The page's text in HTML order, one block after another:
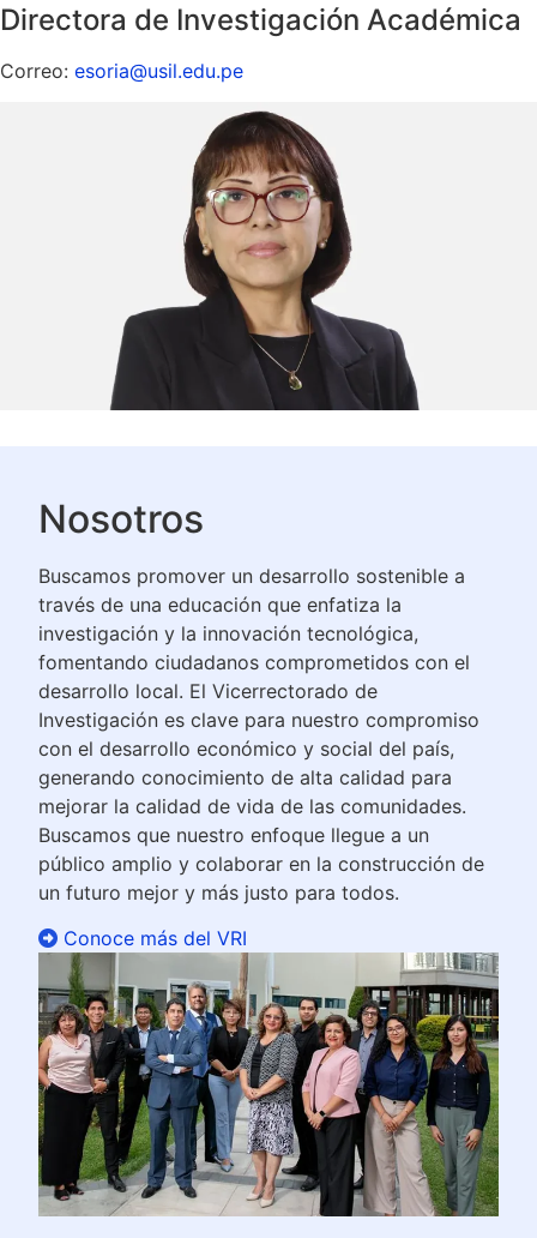
Directora de Investigación Académica
Correo: esoria@usil.edu.pe
Nosotros
Buscamos promover un desarrollo sostenible a
través de una educación que enfatiza la
investigación y la innovación tecnológica,
fomentando ciudadanos comprometidos con el
desarrollo local. El Vicerrectorado de
Investigación es clave para nuestro compromiso
con el desarrollo económico y social del país,
generando conocimiento de alta calidad para
mejorar la calidad de vida de las comunidades.
Buscamos que nuestro enfoque llegue a un
público amplio y colaborar en la construcción de
un futuro mejor y más justo para todos.
Conoce más del VRI